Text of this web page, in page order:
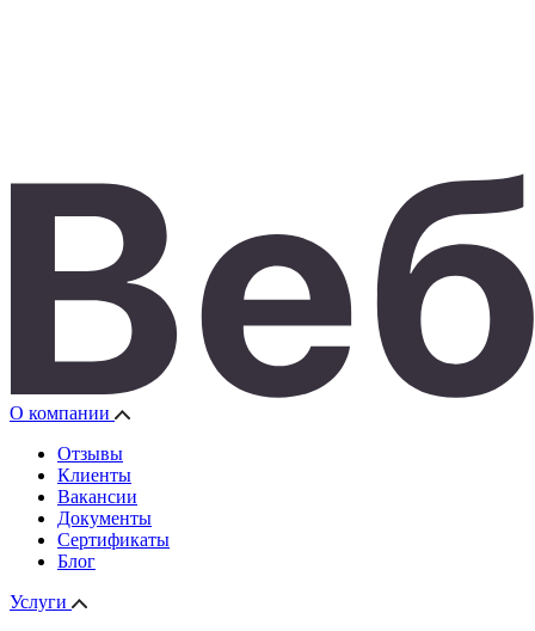
О компании
Отзывы
Клиенты
Вакансии
Документы
Сертификаты
Блог
Услуги